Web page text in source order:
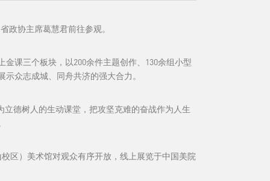
协主席葛慧君前往参观。
课三个板块，以200余件主题创作、130余组小型
众志成城、同舟共济的强大合力。
德树人的生动课堂，把攻坚克难的奋战作为人生
）美术馆对观众有序开放，线上展览于中国美院